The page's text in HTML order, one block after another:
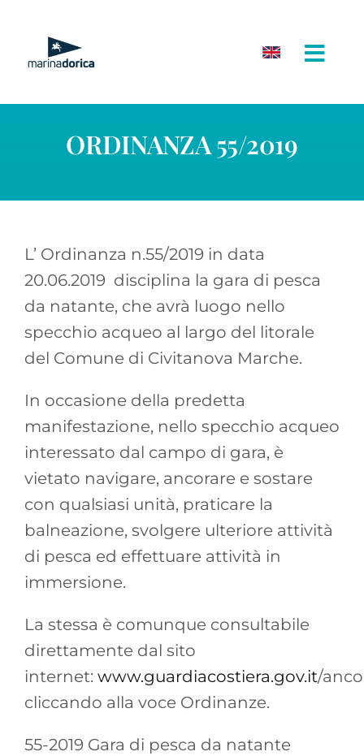
contenuto
ORDINANZA 55/2019
L’ Ordinanza n.55/2019 in data
20.06.2019 disciplina la gara di pesca
da natante, che avrà luogo nello
specchio acqueo al largo del litorale
del Comune di Civitanova Marche.
In occasione della predetta
manifestazione, nello specchio acqueo
interessato dal campo di gara, è
vietato navigare, ancorare e sostare
con qualsiasi unità, praticare la
balneazione, svolgere ulteriore attività
di pesca ed effettuare attività in
immersione.
La stessa è comunque consultabile
direttamente dal sito
internet: www.guardiacostiera.gov.it/
cliccando alla voce Ordinanze.
55-2019 Gara di pesca da natante